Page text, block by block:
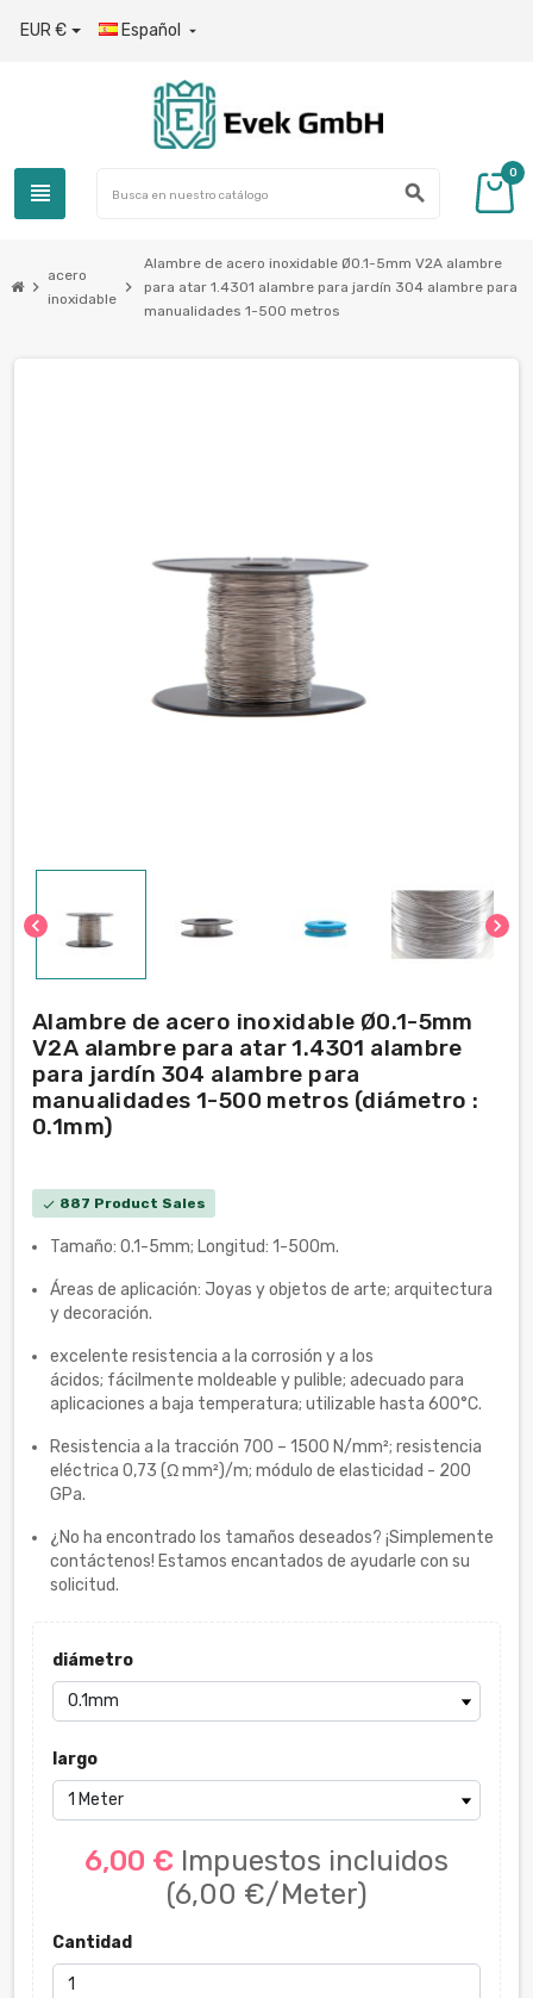
EUR € Español 
view_headline search
0
chevron_right
acero
inoxidable
chevron_right
Alambre de acero inoxidable Ø0.1-5mm V2A alambre
para atar 1.4301 alambre para jardín 304 alambre para
manualidades 1-500 metros
chevron_left chevron_right
Alambre de acero inoxidable Ø0.1-5mm
V2A alambre para atar 1.4301 alambre
para jardín 304 alambre para
manualidades 1-500 metros (diámetro :
0.1mm)
check 887 Product Sales
Tamaño: 0.1-5mm; Longitud: 1-500m.
Áreas de aplicación: Joyas y objetos de arte; arquitectura
y decoración.
excelente resistencia a la corrosión y a los
ácidos; fácilmente moldeable y pulible; adecuado para
aplicaciones a baja temperatura; utilizable hasta 600°C.
Resistencia a la tracción 700 – 1500 N/mm²; resistencia
eléctrica 0,73 (Ω mm²)/m; módulo de elasticidad - 200
GPa.
¿No ha encontrado los tamaños deseados? ¡Simplemente
contáctenos! Estamos encantados de ayudarle con su
solicitud.
diámetro
largo
6,00 € Impuestos incluidos
(6,00 €/Meter)
Cantidad